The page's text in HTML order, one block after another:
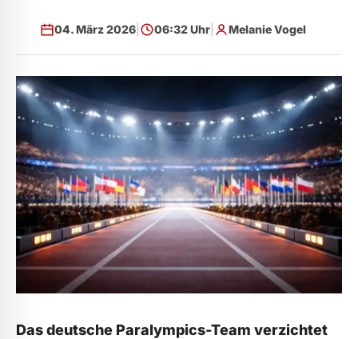
04. März 2026 06:32 Uhr Melanie Vogel
Das deutsche Paralympics-Team verzichtet